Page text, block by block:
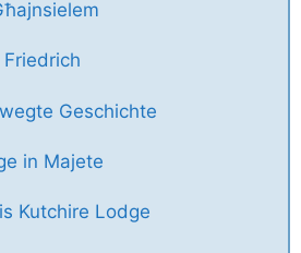
Geschichte
in Majete
Kutchire Lodge